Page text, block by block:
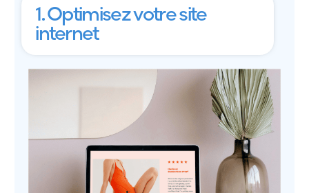
1. Optimisez votre site
internet